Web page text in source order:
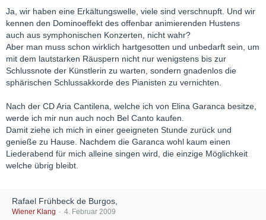
Ja, wir haben eine Erkältungswelle, viele sind verschnupft. Und wir
kennen den Dominoeffekt des offenbar animierenden Hustens
auch aus symphonischen Konzerten, nicht wahr?
Aber man muss schon wirklich hartgesotten und unbedarft sein, um
mit dem lautstarken Räuspern nicht nur wenigstens bis zur
Schlussnote der Künstlerin zu warten, sondern gnadenlos die
sphärischen Schlussakkorde des Pianisten zu vernichten.
Nach der CD Aria Cantilena, welche ich von Elina Garanca besitze,
werde ich mir nun auch noch Bel Canto kaufen.
Damit ziehe ich mich in einer geeigneten Stunde zurück und
genieße zu Hause. Nachdem die Garanca wohl kaum einen
Liederabend für mich alleine singen wird, die einzige Möglichkeit
welche übrig bleibt.
Rafael Frühbeck de Burgos,
Wiener Klang 4. Februar 2009